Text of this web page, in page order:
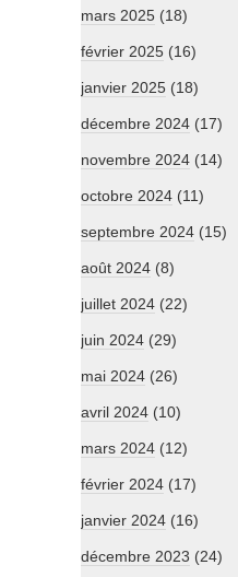
mars 2025 (18)
février 2025 (16)
janvier 2025 (18)
décembre 2024 (17)
novembre 2024 (14)
octobre 2024 (11)
septembre 2024 (15)
août 2024 (8)
juillet 2024 (22)
juin 2024 (29)
mai 2024 (26)
avril 2024 (10)
mars 2024 (12)
février 2024 (17)
janvier 2024 (16)
décembre 2023 (24)